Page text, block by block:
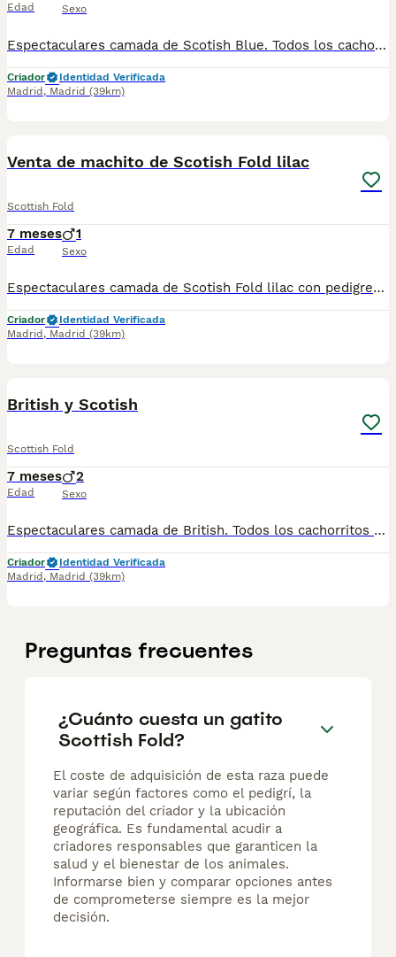
Edad Sexo
Espectaculares camada de Scotish Blue. Todos los cachorritos se entregan con unos dos meses y medio de edad y sus vacunas correspondientes, desparasitados interna y externamente, con certificado de salud, y garantía tanto por enfermedad vírica como congénito genética. Posibilidad de entregar en toda España mediante transporte propio preparado para animales y con chofer privado. Los precios pueden variar según las características y morfología de cada cachorro. Añádenos al whats app o llámanos, y encantados atenderemos todas tus dudas y consultas. Teléfono / Whats app: 641 92 23 90
Criador
Identidad Verificada
Madrid , Madrid (39km)
Venta de machito de Scotish Fold lilac
Scottish Fold
7 meses
Edad
1
Sexo
Espectaculares camada de Scotish Fold lilac con pedigree. Todos los cachorritos se entregan con unos dos meses y medio de edad y sus vacunas correspondientes, desparasitados interna y externamente, con certificado de salud, y garantía tanto por enfermedad vírica como congénito genética. Posibilidad de entregar en toda España mediante transporte propio preparado para animales y con chofer privado. Los precios pueden variar según las características y morfología de cada cachorro. Añádenos al whats app o llámanos, y encantados atenderemos todas tus dudas y consultas. Teléfono / Whats app: 641 92 23 90
Criador
Identidad Verificada
Madrid , Madrid (39km)
British y Scotish
Scottish Fold
7 meses
Edad
2
Sexo
Espectaculares camada de British. Todos los cachorritos se entregan con unos dos meses y medio de edad y sus vacunas correspondientes, desparasitados interna y externamente, con certificado de salud, y garantía tanto por enfermedad vírica como congénito genética. Posibilidad de entregar en toda España mediante transporte propio preparado para animales y con chofer privado. Los precios pueden variar según las características y morfología de cada cachorro. Añádenos al whats app o llámanos, y encantados atenderemos todas tus dudas y consultas. Teléfono / Whats app: 641 92 23 90
Criador
Identidad Verificada
Madrid , Madrid (39km)
Preguntas frecuentes
¿Cuánto cuesta un gatito
Scottish Fold?
El coste de adquisición de esta raza puede
variar según factores como el pedigrí, la
reputación del criador y la ubicación
geográfica. Es fundamental acudir a
criadores responsables que garanticen la
salud y el bienestar de los animales.
Informarse bien y comparar opciones antes
de comprometerse siempre es la mejor
decisión.